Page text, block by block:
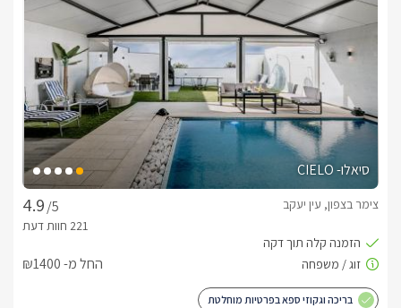
סיאלו- CIELO
/5
צימר בצפון, עין יעקב
החל מ- ₪1400
בריכה וגקוזי ספא בפרטיות מוחלטת